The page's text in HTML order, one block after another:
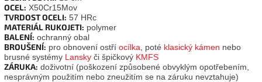
OCEL: X50Cr15Mov
TVRDOST OCELI: 57 HRc
MATERIÁL RUKOJETI: polymer
BALENÍ: ochranný obal
BROUŠENÍ: pro obnovení ostří ocílka , poté klasický kámen nebo
brusné systémy Lansky či špičkový KMFS
ZÁRUKA: doživotní (poškození způsobené obvyklým opotřebením,
nesprávným použitím nebo zneužitím se na záruku nevztahuje)